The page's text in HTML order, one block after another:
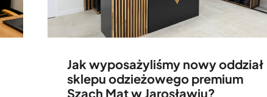
Jak wyposażyliśmy nowy oddział
sklepu odzieżowego premium
Szach Mat w Jarosławiu?